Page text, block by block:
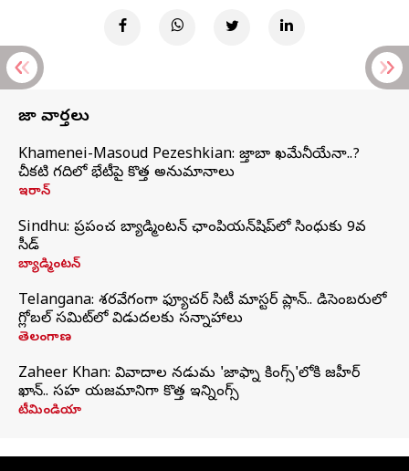
తాజా వార్తలు
Khamenei-Masoud Pezeshkian: మొజ్తాబా ఖమేనీయేనా..?
చీకటి గదిలో భేటీపై కొత్త అనుమానాలు
ఇరాన్
Sindhu: ప్రపంచ బ్యాడ్మింటన్‌ ఛాంపియన్‌షిప్‌లో సింధుకు 9వ
సీడ్
బ్యాడ్మింటన్
Telangana: శరవేగంగా ఫ్యూచర్ సిటీ మాస్టర్ ప్లాన్.. డిసెంబరులో
గ్లోబల్‌ సమిట్‌లో విడుదలకు సన్నాహాలు
తెలంగాణ
Zaheer Khan: వివాదాల నడుమ 'జాఫ్నా కింగ్స్'లోకి జహీర్
ఖాన్.. సహ యజమానిగా కొత్త ఇన్నింగ్స్
టీమిండియా